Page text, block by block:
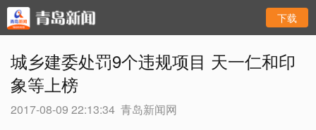
下载
城乡建委处罚9个违规项目 天一仁和印
象等上榜
2017-08-09 22:13:34 青岛新闻网